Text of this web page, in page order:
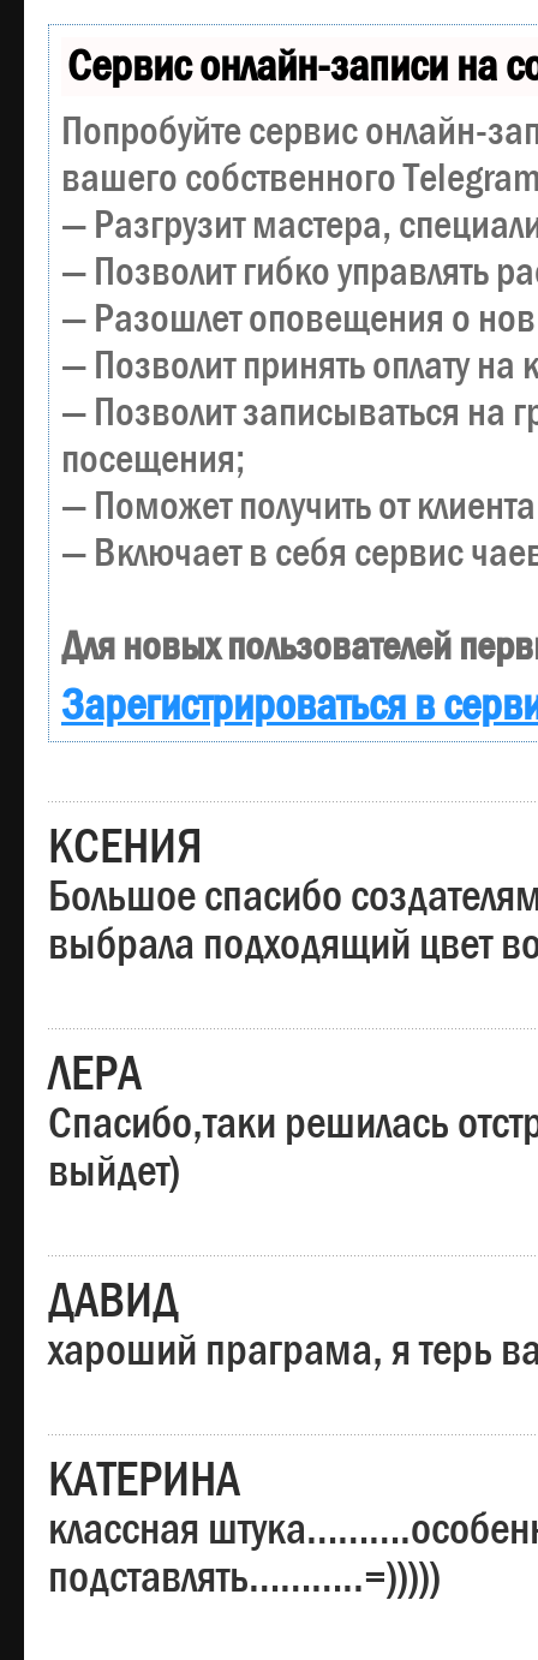
Сервис онлайн-записи на
Попробуйте сервис онлайн-
вашего собственного
— Разгрузит мастера,
— Позволит гибко управлять
— Разошлет оповещения о
— Позволит принять оплату
— Позволит записываться на
посещения;
— Поможет получить от
— Включает в себя сервис
Для новых пользователей
Зарегистрироваться в
КСЕНИЯ
Большое спасибо
выбрала подходящий цвет
ЛЕРА
Спасибо,таки решилась
выйдет)
ДАВИД
хароший праграма, я терь
КАТЕРИНА
классная
подставлять………..=)))))